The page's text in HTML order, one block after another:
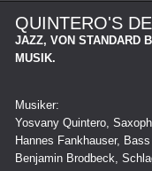
QUINTERO'S
JAZZ, VON STANDARD
MUSIK.
Musiker:
Yosvany Quintero,
Hannes Fankhauser, Bass
Benjamin Brodbeck,